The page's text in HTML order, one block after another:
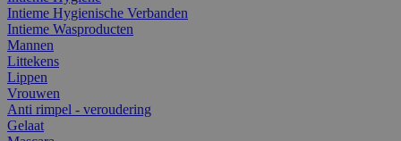
Intieme Hygienische Verbanden
Intieme Wasproducten
Mannen
Littekens
Lippen
Vrouwen
Anti rimpel - veroudering
Gelaat